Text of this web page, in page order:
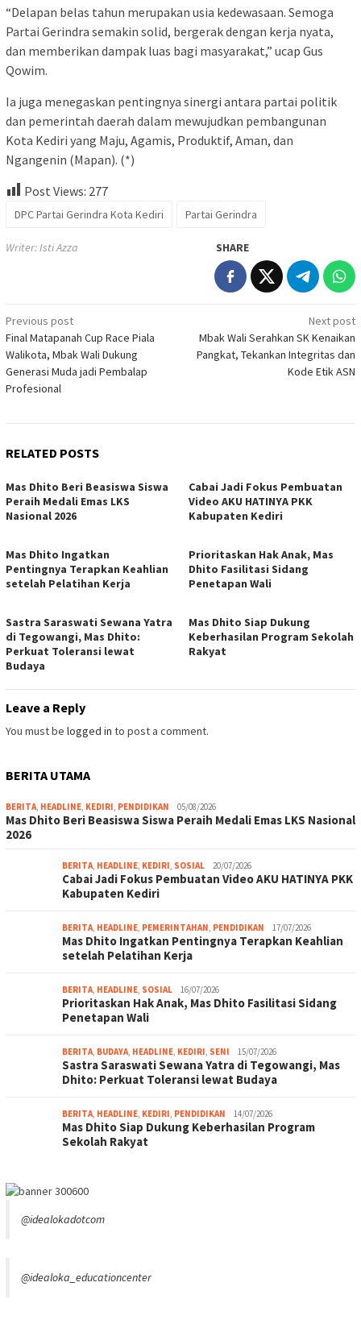
“Delapan belas tahun merupakan usia kedewasaan. Semoga
Partai Gerindra semakin solid, bergerak dengan kerja nyata,
dan memberikan dampak luas bagi masyarakat,” ucap Gus
Qowim.
Ia juga menegaskan pentingnya sinergi antara partai politik
dan pemerintah daerah dalam mewujudkan pembangunan
Kota Kediri yang Maju, Agamis, Produktif, Aman, dan
Ngangenin (Mapan). (*)
Post Views: 277
DPC Partai Gerindra Kota Kediri Partai Gerindra
Writer: Isti Azza SHARE
Post
navigation
Previous post
Final Matapanah Cup Race Piala
Walikota, Mbak Wali Dukung
Generasi Muda jadi Pembalap
Profesional
Next post
Mbak Wali Serahkan SK Kenaikan
Pangkat, Tekankan Integritas dan
Kode Etik ASN
RELATED POSTS
Mas Dhito Beri Beasiswa Siswa
Peraih Medali Emas LKS
Nasional 2026
Cabai Jadi Fokus Pembuatan
Video AKU HATINYA PKK
Kabupaten Kediri
Mas Dhito Ingatkan
Pentingnya Terapkan Keahlian
setelah Pelatihan Kerja
Prioritaskan Hak Anak, Mas
Dhito Fasilitasi Sidang
Penetapan Wali
Sastra Saraswati Sewana Yatra
di Tegowangi, Mas Dhito:
Perkuat Toleransi lewat
Budaya
Mas Dhito Siap Dukung
Keberhasilan Program Sekolah
Rakyat
Leave a Reply
You must be logged in to post a comment.
BERITA UTAMA
BERITA, HEADLINE, KEDIRI, PENDIDIKAN 05/08/2026
Mas Dhito Beri Beasiswa Siswa Peraih Medali Emas LKS Nasional
2026
BERITA, HEADLINE, KEDIRI, SOSIAL 20/07/2026
Cabai Jadi Fokus Pembuatan Video AKU HATINYA PKK
Kabupaten Kediri
BERITA, HEADLINE, PEMERINTAHAN, PENDIDIKAN 17/07/2026
Mas Dhito Ingatkan Pentingnya Terapkan Keahlian
setelah Pelatihan Kerja
BERITA, HEADLINE, SOSIAL 16/07/2026
Prioritaskan Hak Anak, Mas Dhito Fasilitasi Sidang
Penetapan Wali
BERITA, BUDAYA, HEADLINE, KEDIRI, SENI 15/07/2026
Sastra Saraswati Sewana Yatra di Tegowangi, Mas
Dhito: Perkuat Toleransi lewat Budaya
BERITA, HEADLINE, KEDIRI, PENDIDIKAN 14/07/2026
Mas Dhito Siap Dukung Keberhasilan Program
Sekolah Rakyat
@idealokadotcom
@idealoka_educationcenter